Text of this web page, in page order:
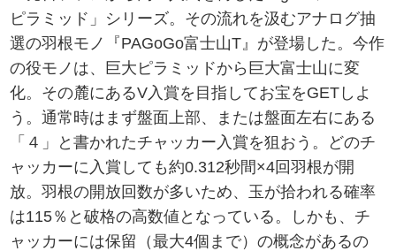
ピラミッド」シリーズ。その流れを汲むアナログ抽
選の羽根モノ『PAGoGo富士山T』が登場した。今作
の役モノは、巨大ピラミッドから巨大富士山に変
化。その麓にあるV入賞を目指してお宝をGETしよ
う。通常時はまず盤面上部、または盤面左右にある
「４」と書かれたチャッカー入賞を狙おう。どのチ
ャッカーに入賞しても約0.312秒間×4回羽根が開
放。羽根の開放回数が多いため、玉が拾われる確率
は115％と破格の高数値となっている。しかも、チ
ャッカーには保留（最大4個まで）の概念があるの